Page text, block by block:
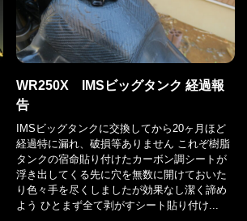
WR250X IMSビッグタンク 経過報
告
IMSビッグタンクに交換してから20ヶ月ほど
経過特に漏れ、破損等ありません これぞ樹脂
タンクの宿命貼り付けたカーボン調シートが
浮き出してくる先に穴を無数に開けておいた
り色々手を尽くしましたが効果なし潔く諦め
よう ひとまず全て剥がすシート貼り付け...